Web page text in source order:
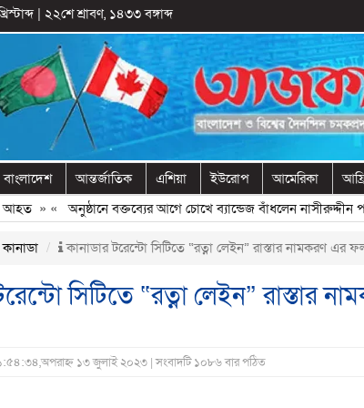
| ২২শে শ্রাবণ, ১৪৩৩ বঙ্গাব্দ
বাংলাদেশ আন্তর্জাতিক এশিয়া ইউরোপ আমেরিকা
» «অনুষ্ঠানে বক্তব্যের আগে চোখে ব্যান্ডেজ বাঁধলেন নাসীরুদ্দীন
কানাডা কানাডার টরেন্টো সিটিতে “রত্না লেইন” রাস্তার নামকরণ এর
সিটিতে “রত্না লেইন” রাস্তার
১৩ জুলাই ২০২৩ | সংবাদটি ১০৮৬ বার পঠিত